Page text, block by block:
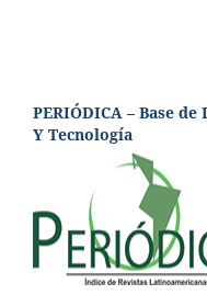
PERIÓDICA – Base
Y Tecnología